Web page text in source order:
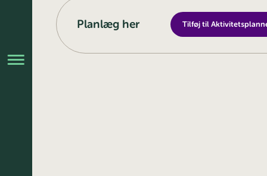
Planlæg her Tilføj til